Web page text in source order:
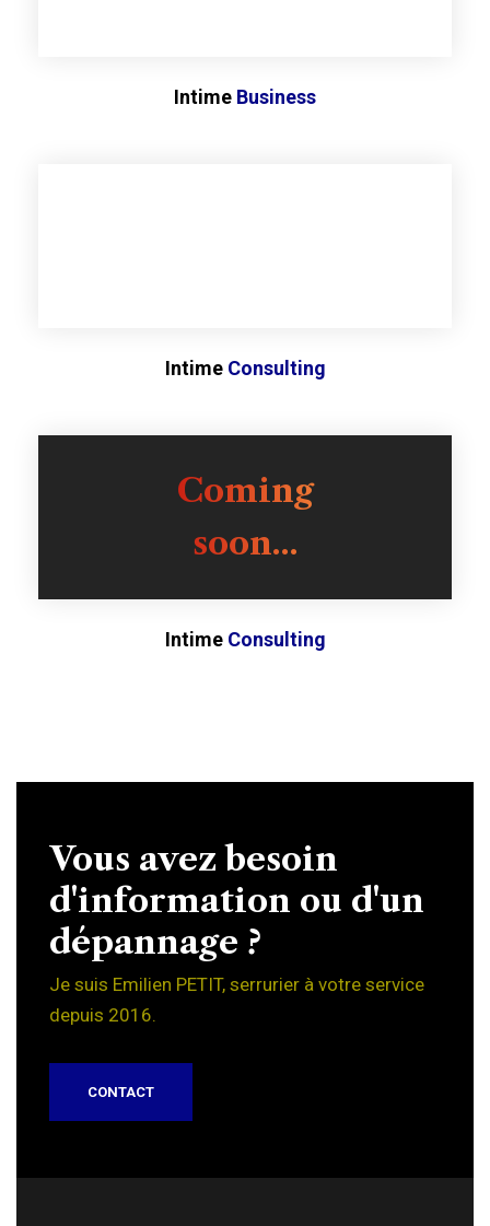
Intime Business
Intime Consulting
Coming
soon...
Intime Consulting
Vous avez besoin
d'information ou d'un
dépannage ?
Je suis Emilien PETIT, serrurier à votre service
depuis 2016.
CONTACT